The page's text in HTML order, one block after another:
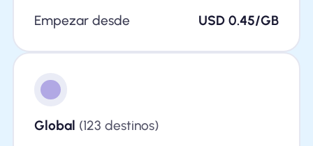
Empezar desde
USD 0.45/GB
Global (123 destinos)